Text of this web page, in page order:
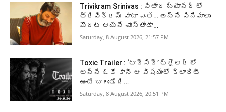
Trivikram Srinivas : సితార బ్యానర్ లో
త్రివిక్రమ్ వాటా ఎంత… అన్ని సినిమాలు
మొదట ఆయనే చూస్తాడా…
Saturday, 8 August 2026, 21:57 PM
Toxic Trailer : ‘టాక్సిక్’ ట్రైలర్ లో
అన్ని ఓకే కానీ ఆ విషయంలో క్లారిటీ
ఉంటే బాగుండేది…
Saturday, 8 August 2026, 20:51 PM